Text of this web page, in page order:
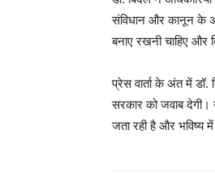
संविधान और कानून के
बनाए रखनी चाहिए और
प्रेस वार्ता के अंत में
सरकार को जवाब देगी।
जता रही है और भविष्य